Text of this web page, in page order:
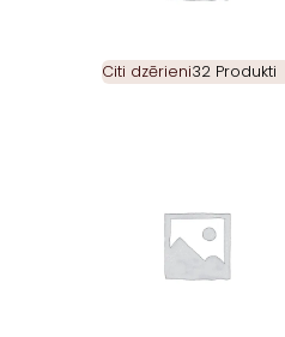
Citi dzērieni32 Produkti